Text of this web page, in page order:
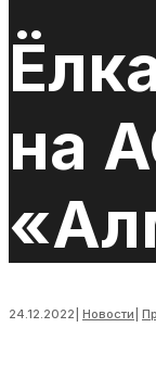
на
24.12.2022 Новости